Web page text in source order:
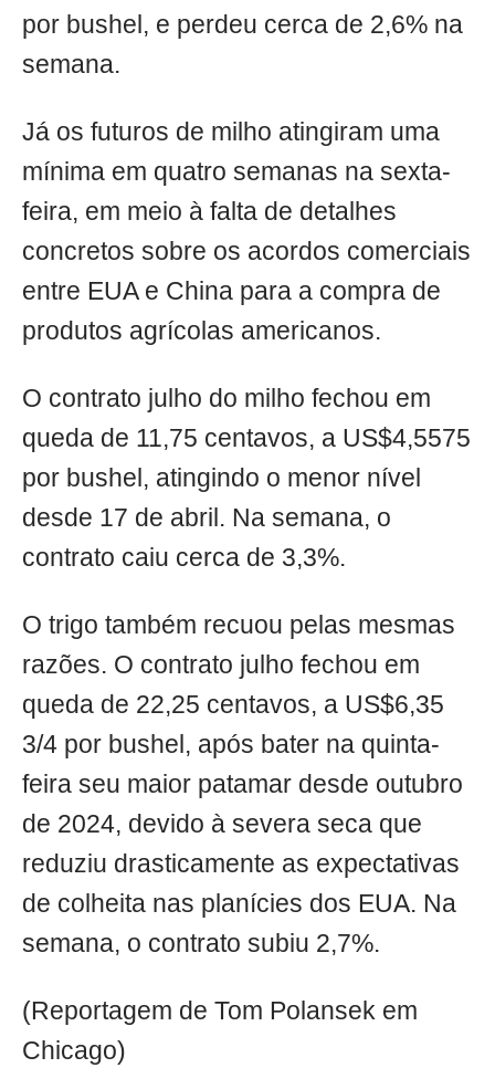
por bushel, e perdeu cerca de 2,6% na
semana.
Já os futuros de milho atingiram uma
mínima em quatro semanas na sexta-
feira, em meio à falta de detalhes
concretos sobre os acordos comerciais
entre EUA e China para a compra de
produtos agrícolas americanos.
O contrato julho do milho fechou em
queda de 11,75 centavos, a US$4,5575
por bushel, atingindo o menor nível
desde 17 de abril. Na semana, o
contrato caiu cerca de 3,3%.
O trigo também recuou pelas mesmas
razões. O contrato julho fechou em
queda de 22,25 centavos, a US$6,35
3/4 por bushel, após bater na quinta-
feira seu maior patamar desde outubro
de 2024, devido à severa seca que
reduziu drasticamente as expectativas
de colheita nas planícies dos EUA. Na
semana, o contrato subiu 2,7%.
(Reportagem de Tom Polansek em
Chicago)